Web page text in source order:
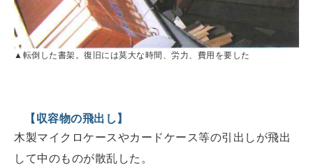
▲転倒した書架。復旧には莫大な時間、労力、費用を要した
【収容物の飛出し】
木製マイクロケースやカードケース等の引出しが飛出
して中のものが散乱した。